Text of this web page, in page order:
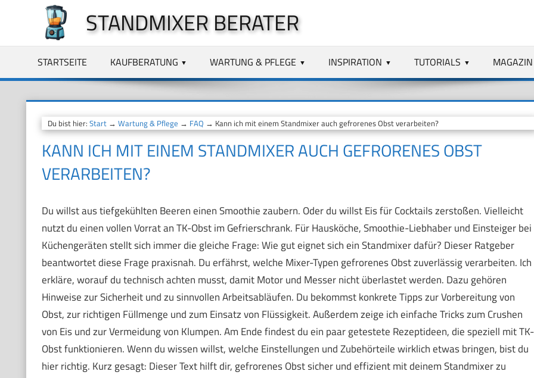
springen
STANDMIXER BERATER
STARTSEITE KAUFBERATUNG WARTUNG & PFLEGE INSPIRATION TUTORIALS MAGAZIN
Du bist hier: Start→ Wartung & Pflege → FAQ → Kann ich mit einem Standmixer auch gefrorenes Obst verarbeiten?
KANN ICH MIT EINEM STANDMIXER AUCH GEFRORENES OBST
VERARBEITEN?
Du willst aus tiefgekühlten Beeren einen Smoothie zaubern. Oder du willst Eis für Cocktails zerstoßen. Vielleicht
nutzt du einen vollen Vorrat an TK-Obst im Gefrierschrank. Für Hausköche, Smoothie-Liebhaber und Einsteiger bei
Küchengeräten stellt sich immer die gleiche Frage: Wie gut eignet sich ein Standmixer dafür? Dieser Ratgeber
beantwortet diese Frage praxisnah. Du erfährst, welche Mixer-Typen gefrorenes Obst zuverlässig verarbeiten. Ich
erkläre, worauf du technisch achten musst, damit Motor und Messer nicht überlastet werden. Dazu gehören
Hinweise zur Sicherheit und zu sinnvollen Arbeitsabläufen. Du bekommst konkrete Tipps zur Vorbereitung von
Obst, zur richtigen Füllmenge und zum Einsatz von Flüssigkeit. Außerdem zeige ich einfache Tricks zum Crushen
von Eis und zur Vermeidung von Klumpen. Am Ende findest du ein paar getestete Rezeptideen, die speziell mit TK-
Obst funktionieren. Wenn du wissen willst, welche Einstellungen und Zubehörteile wirklich etwas bringen, bist du
hier richtig. Kurz gesagt: Dieser Text hilft dir, gefrorenes Obst sicher und effizient mit deinem Standmixer zu